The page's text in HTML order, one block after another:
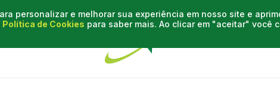
personalizar e melhorar sua experiência em nosso site e
Política de Cookies para saber mais. Ao clicar em "aceitar" você